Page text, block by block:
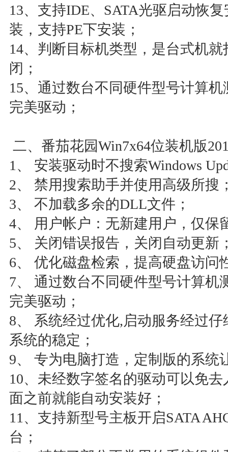
13、支持IDE、SATA光驱启动恢
装，支持PE下安装；
14、判断目标机类型，是台式机
闭；
15、通过数台不同硬件型号计算
完美驱动；
二、番茄花园Win7x64位装机版
1、 安装驱动时不搜索Windows
2、 禁用搜索助手并使用高级所搜
3、 不加载多余的DLL文件；
4、 用户帐户：无新建用户，仅保
5、 关闭错误报告，关闭自动更新
6、 优化磁盘检索，提高硬盘访问
7、 通过数台不同硬件型号计算机
完美驱动；
8、 系统经过优化,启动服务经过
系统的稳定；
9、 专为电脑打造，定制版的系统
10、未经数字签名的驱动可以免
面之前就能自动安装好；
11、支持新型号主板开启SATA
台；